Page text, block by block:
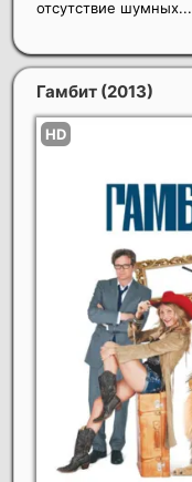
отсутствие шумных...
Гамбит (2013)